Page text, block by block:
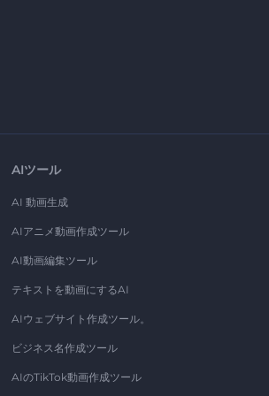
AIツール
AI 動画生成
AIアニメ動画作成ツール
AI動画編集ツール
テキストを動画にするAI
AIウェブサイト作成ツール。
ビジネス名作成ツール
AIのTikTok動画作成ツール